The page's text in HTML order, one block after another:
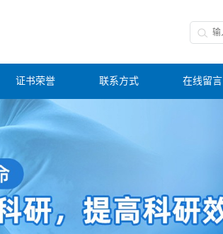
证书荣誉 联系方式 在线留言